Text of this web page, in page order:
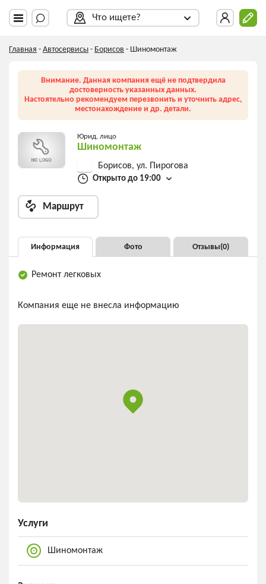
Что ищете?
Главная - Автосервисы - Борисов - Шиномонтаж
Внимание. Данная компания ещё не подтвердила
достоверность указанных данных.
Настоятельно рекомендуем перезвонить и уточнить адрес,
местонахождение и др. детали.
Юрид. лицо
Шиномонтаж
Борисов, ул. Пирогова
Открыто до 19:00
Маршрут
Информация Фото Отзывы(0)
Ремонт легковых
Компания еще не внесла информацию
Услуги
Шиномонтаж